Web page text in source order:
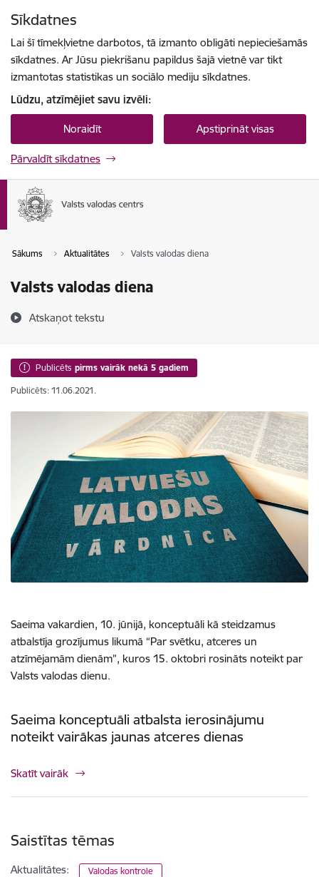
Sīkdatnes
Lai šī tīmekļvietne darbotos, tā izmanto obligāti nepieciešamās
sīkdatnes. Ar Jūsu piekrišanu papildus šajā vietnē var tikt
izmantotas statistikas un sociālo mediju sīkdatnes.
Lūdzu, atzīmējiet savu izvēli:
Noraidīt Apstiprināt visas
Pārvaldīt sīkdatnes
Sākums Aktualitātes Valsts valodas diena
Valsts valodas diena
Atskaņot tekstu
Publicēts pirms vairāk nekā 5 gadiem
Publicēts: 11.06.2021.
Saeima vakardien, 10. jūnijā, konceptuāli kā steidzamus
atbalstīja grozījumus likumā “Par svētku, atceres un
atzīmējamām dienām”, kuros 15. oktobri rosināts noteikt par
Valsts valodas dienu.
Saeima konceptuāli atbalsta ierosinājumu
noteikt vairākas jaunas atceres dienas
Skatīt vairāk
Saistītas tēmas
Aktualitātes: Valodas kontrole